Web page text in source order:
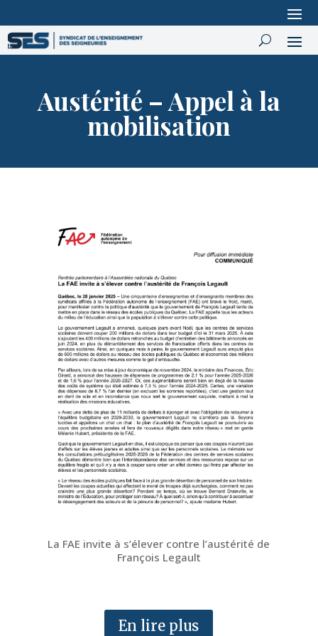
Austérité – Appel à la
mobilisation
La FAE invite à s’élever contre l’austérité de
François Legault
En lire plus